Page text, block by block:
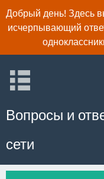
Добрый день! Здесь
исчерпывающий
Вопросы и
сети